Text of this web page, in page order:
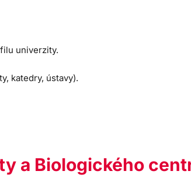
univerzity.
katedry, ústavy).
a Biologického